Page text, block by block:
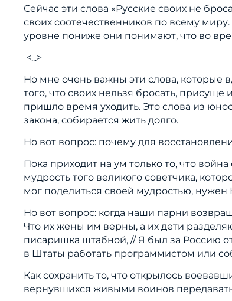
Сейчас эти слова «Русские своих не
своих соотечественников по всему
уровне пониже они понимают, что во
<...>
Но мне очень важны эти слова, которые
того, что своих нельзя бросать,
пришло время уходить. Это слова из
закона, собирается жить долго.
Но вот вопрос: почему для
Пока приходит на ум только то, что
мудрость того великого советчика,
мог поделиться своей мудростью, нужен
Но вот вопрос: когда наши парни
Что их жены им верны, а их дети
писаришка штабной, // Я был за Россию
в Штаты работать программистом или
Как сохранить то, что открылось
вернувшихся живыми воинов